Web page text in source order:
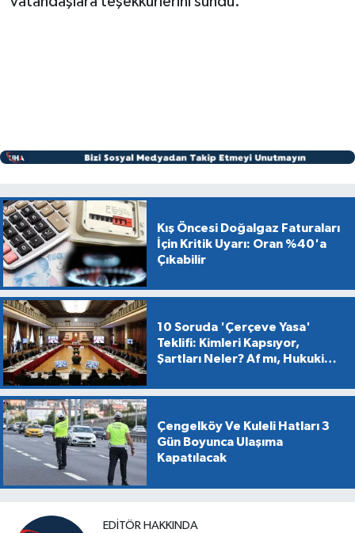
Kış Öncesi Doğalgaz Faturaları
İçin Kritik Uyarı: Oran %40'a
Çıkabilir
10 Soruda 'Çerçeve Yasa'
Teklifi: Kimleri Kapsıyor,
Şartları Neler? Af mı, Hukuki
Çengelköy Ve Kuleli Hatları 3
Gün Boyunca Ulaşıma
Kapatılacak
EDITÖR HAKKINDA